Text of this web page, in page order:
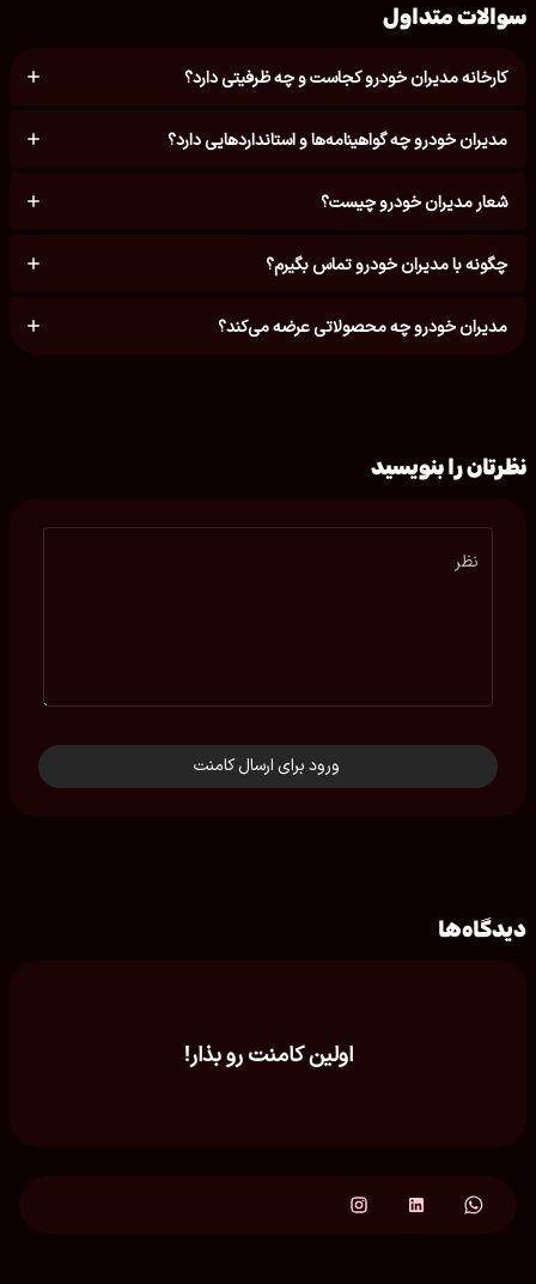
سوالات متداول
کارخانه مدیران خودرو کجاست و چه ظرفیتی دارد؟
مدیران خودرو چه گواهینامه‌ها و استانداردهایی دارد؟
شعار مدیران خودرو چیست؟
چگونه با مدیران خودرو تماس بگیرم؟
مدیران خودرو چه محصولاتی عرضه می‌کند؟
نظرتان را بنویسید
نظر
ورود برای ارسال کامنت
دیدگاه‌ها
اولین کامنت رو بذار!